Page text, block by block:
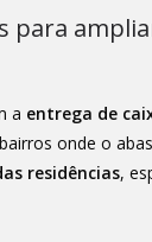
a entrega de
onde o
residências,